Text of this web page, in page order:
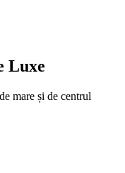
Luxe
mare și de centrul